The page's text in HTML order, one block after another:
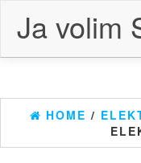
content
Ja volim
HOME /